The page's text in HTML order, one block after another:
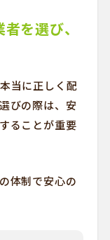
を選び、
当に正しく配
びの際は、安
ることが重要
体制で安心の